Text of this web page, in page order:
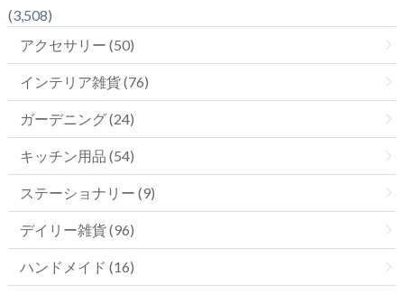
(3,508)
アクセサリー (50)
インテリア雑貨 (76)
ガーデニング (24)
キッチン用品 (54)
ステーショナリー (9)
デイリー雑貨 (96)
ハンドメイド (16)